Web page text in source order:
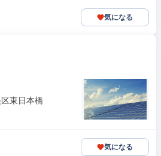
気になる
東日本橋
気になる